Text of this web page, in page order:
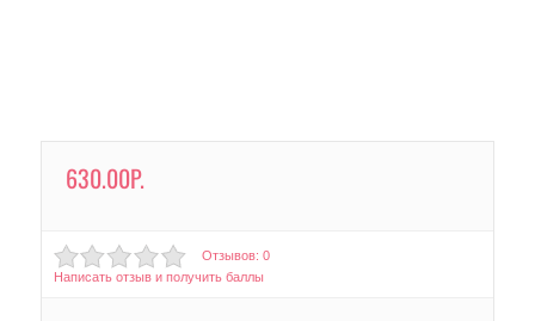
630.00Р.
Отзывов: 0
Написать отзыв и получить баллы